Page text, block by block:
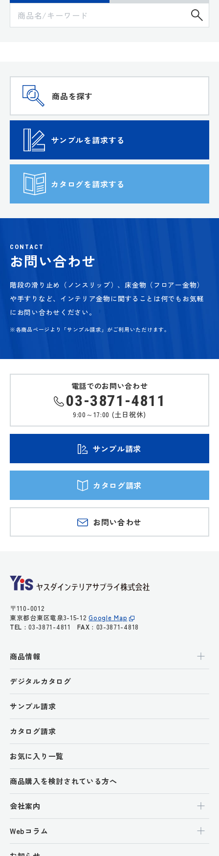
商品を探す
サンプルを請求する
カタログを請求する
CONTACT
お問い合わせ
階段の滑り止め（ノンスリップ）、床金物（フロアー金物）
や手すりなど、 インテリア金物に関することは何でもお気軽
にお問い合わせください。
※各商品ページより「サンプル請求」がご利用いただけます。
電話でのお問い合わせ
03-3871-4811
9:00～17:00 (土日祝休)
サンプル請求
カタログ請求
お問い合わせ
〒110-0012
東京都台東区竜泉3-15-12Google Map
TEL : 03-3871-4811FAX : 03-3871-4818
商品情報
デジタルカタログ
サンプル請求
カタログ請求
お気に入り一覧
商品購入を検討されている方へ
会社案内
Webコラム